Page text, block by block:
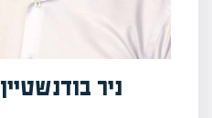
ניר בודנשטיין